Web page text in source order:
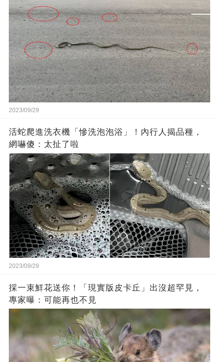
2023/09/29
活蛇爬進洗衣機「慘洗泡泡浴」！內行人揭品種，
網嚇傻：太扯了啦
2023/09/29
採一束鮮花送你！「現實版皮卡丘」出沒超罕見，
專家曝：可能再也不見